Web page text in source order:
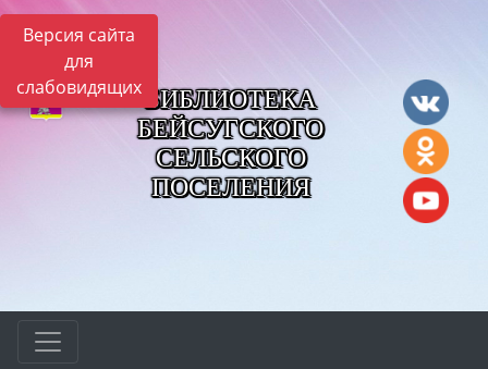
Версия сайта
для
слабовидящих
БИБЛИОТЕКА
БЕЙСУГСКОГО
СЕЛЬСКОГО
ПОСЕЛЕНИЯ